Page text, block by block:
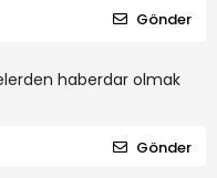
Gönder
haberdar olmak
Gönder